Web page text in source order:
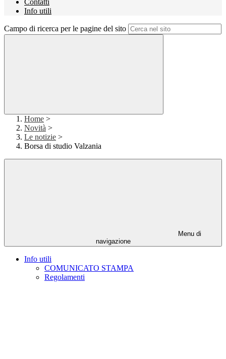
Contatti
Info utili
Campo di ricerca per le pagine del sito
Home >
Novità >
Le notizie >
Borsa di studio Valzania
Menu di
navigazione
Info utili
COMUNICATO STAMPA
Regolamenti